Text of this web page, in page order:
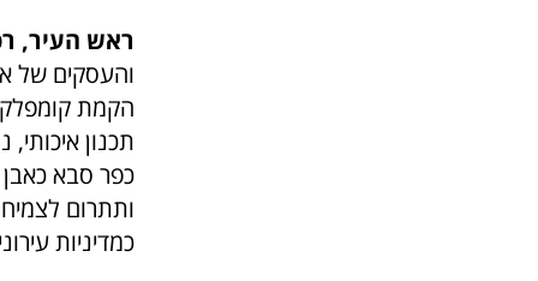
ראש העיר,
והעסקים של
תכנון
כפר סבא כאבן
ותתרום
כמדיניות